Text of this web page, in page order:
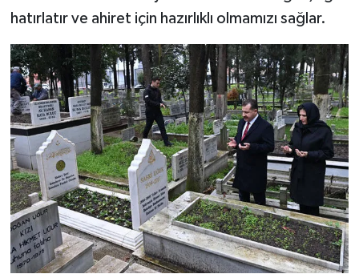
hatırlatır ve ahiret için hazırlıklı olmamızı sağlar.